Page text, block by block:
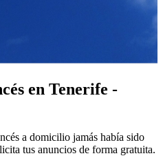
en Tenerife -
a domicilio jamás había sido
tus anuncios de forma gratuita.